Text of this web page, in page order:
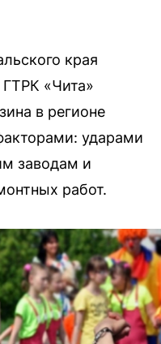
края
«Чита»
в регионе
ударами
заводам и
работ.